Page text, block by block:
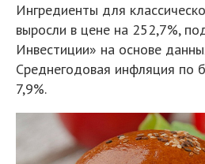
Ингредиенты для
выросли в цене на 252,7%,
Инвестиции» на основе
Среднегодовая инфляция по
7,9%.